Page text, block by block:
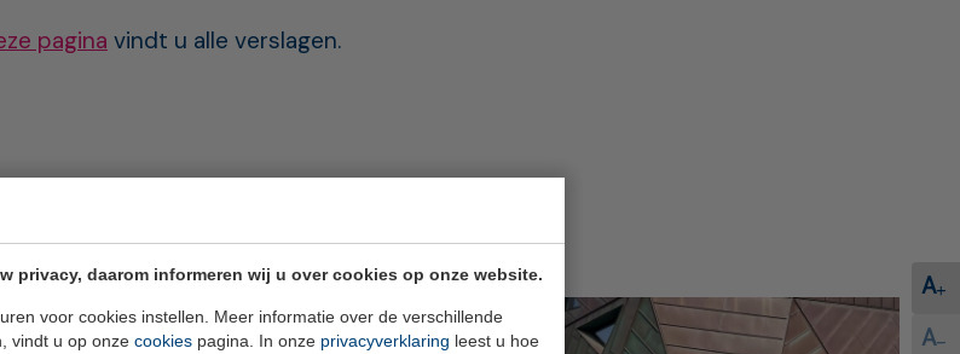
privacy, daarom informeren wij u over cookies op onze website.
voor cookies instellen. Meer informatie over de verschillende
vindt u op onze cookies pagina. In onze privacyverklaring leest u hoe
A
A
pagina vindt u alle verslagen.
nieuwsberichten